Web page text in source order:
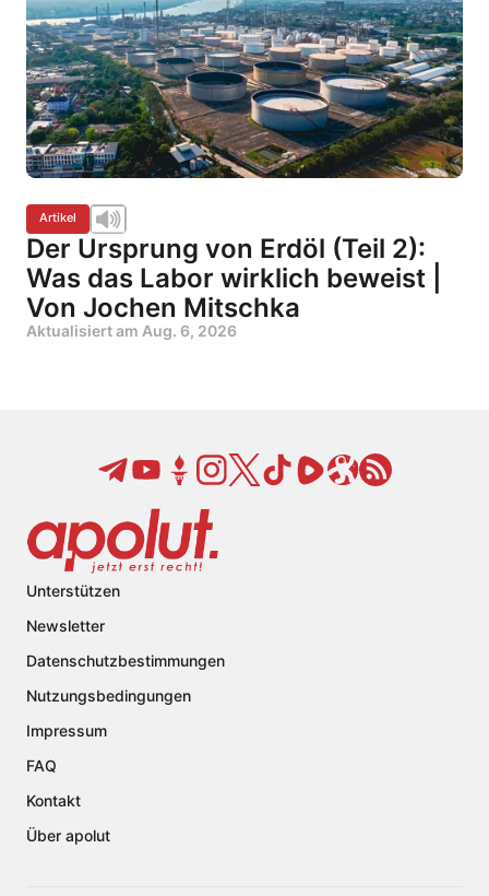
Artikel
Der Ursprung von Erdöl (Teil 2):
Was das Labor wirklich beweist |
Von Jochen Mitschka
Aktualisiert am Aug. 6, 2026
Unterstützen
Newsletter
Datenschutzbestimmungen
Nutzungsbedingungen
Impressum
FAQ
Kontakt
Über apolut